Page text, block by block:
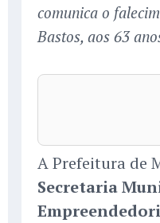
comunica o
Bastos, aos 63
A Prefeitura de
Secretaria